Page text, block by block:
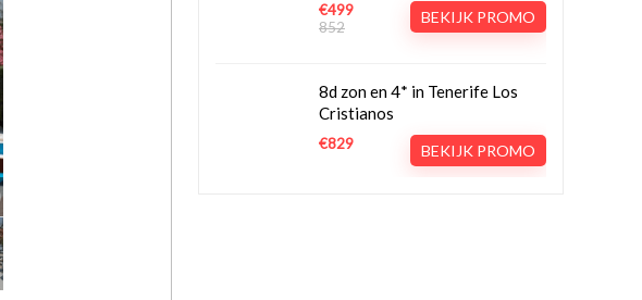
€499
852
BEKIJK PROMO
8d zon en 4* in Tenerife Los
Cristianos
€829 BEKIJK PROMO